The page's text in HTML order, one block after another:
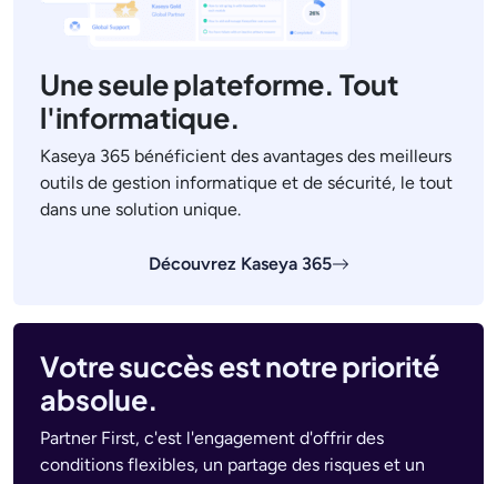
Une seule plateforme. Tout
l'informatique.
Kaseya 365 bénéficient des avantages des meilleurs
outils de gestion informatique et de sécurité, le tout
dans une solution unique.
Découvrez Kaseya 365
Votre succès est notre priorité
absolue.
Partner First, c'est l'engagement d'offrir des
conditions flexibles, un partage des risques et un